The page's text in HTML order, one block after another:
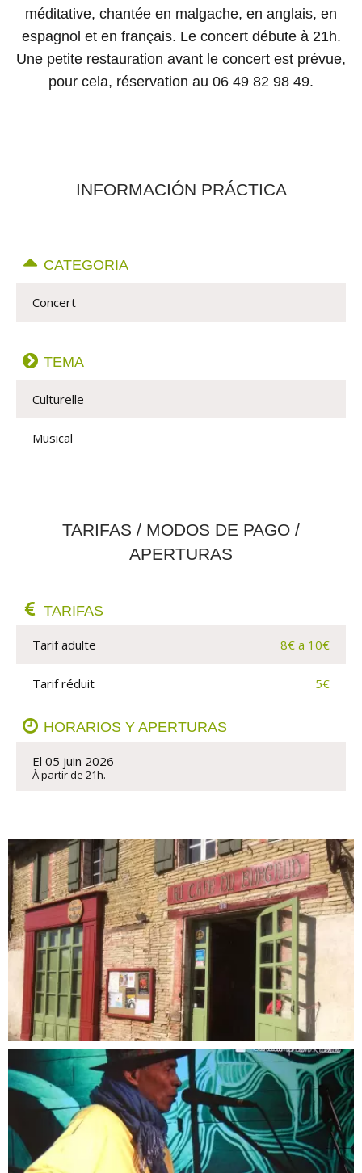
méditative, chantée en malgache, en anglais, en
espagnol et en français. Le concert débute à 21h.
Une petite restauration avant le concert est prévue,
pour cela, réservation au 06 49 82 98 49.
INFORMACIÓN PRÁCTICA
CATEGORIA
Concert
TEMA
Culturelle
Musical
TARIFAS / MODOS DE PAGO /
APERTURAS
TARIFAS
Tarif adulte 8€ a 10€
Tarif réduit 5€
HORARIOS Y APERTURAS
El 05 juin 2026
À partir de 21h.